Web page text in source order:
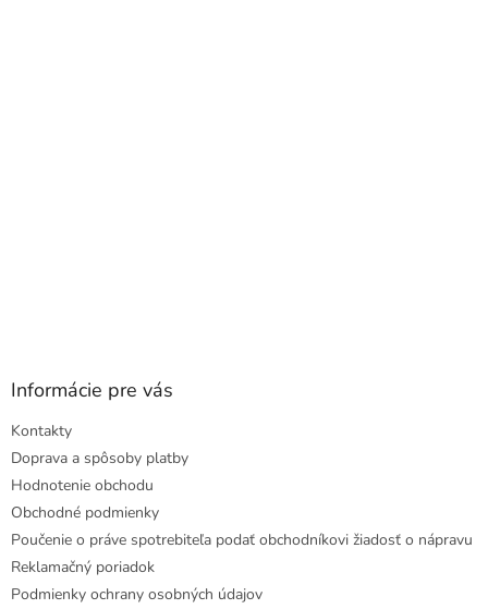
Informácie pre vás
Kontakty
Doprava a spôsoby platby
Hodnotenie obchodu
Obchodné podmienky
Poučenie o práve spotrebiteľa podať obchodníkovi žiadosť o nápravu
Reklamačný poriadok
Podmienky ochrany osobných údajov